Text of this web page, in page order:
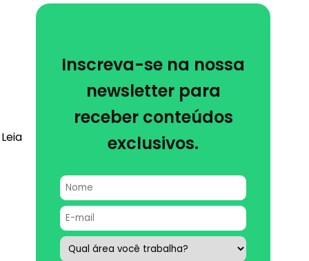
Inscreva-se na nossa
newsletter para
receber conteúdos
exclusivos.